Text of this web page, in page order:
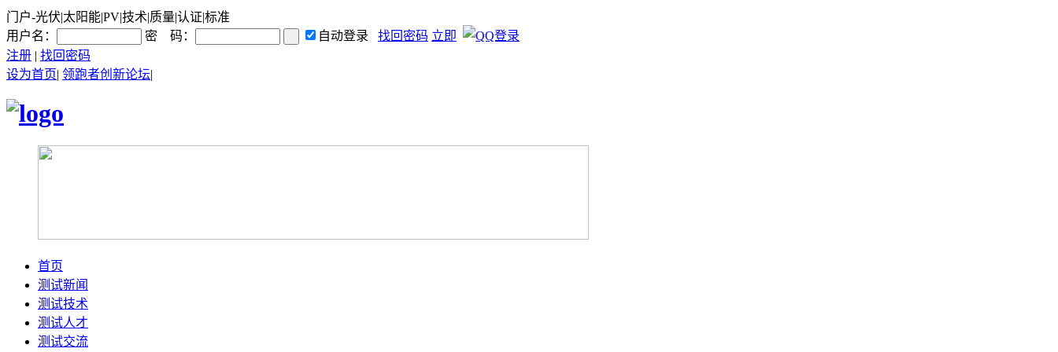
门户-光伏|太阳能|PV|技术|质量|认证|标准
用户名：
密 码： 自动登录 找回密码 立即
注册 | 找回密码
设为首页| 领跑者创新论坛|
首页
测试新闻
测试技术
测试人才
测试交流